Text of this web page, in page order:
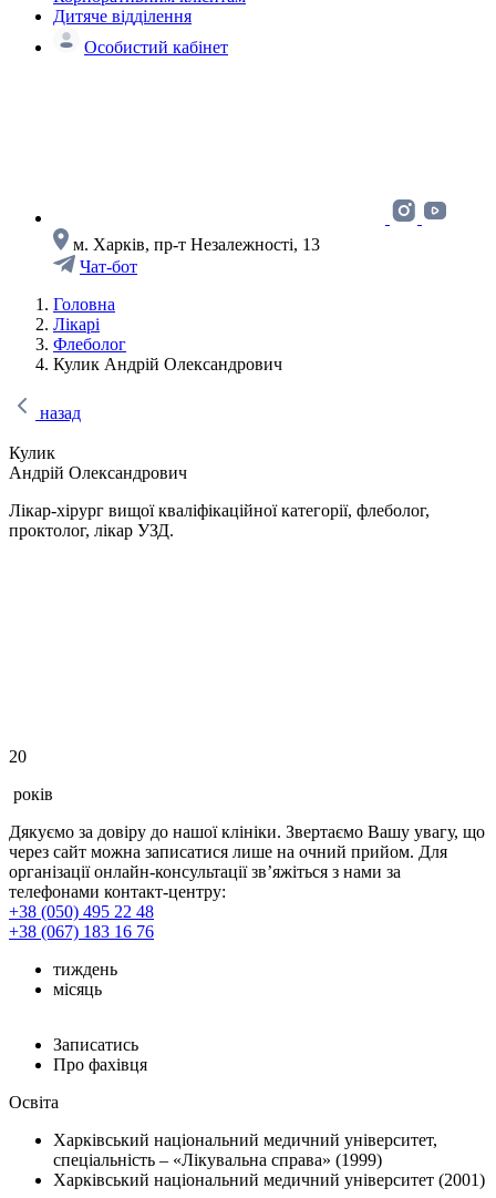
Дитяче відділення
Особистий кабінет
м. Харків, пр-т Незалежності, 13
Чат-бот
Головна
Лікарі
Флеболог
Кулик Андрій Олександрович
назад
Кулик
Андрій Олександрович
Лікар-хірург вищої кваліфікаційної категорії, флеболог,
проктолог, лікар УЗД.
20
років
Дякуємо за довіру до нашої клініки. Звертаємо Вашу увагу, що
через сайт можна записатися лише на очний прийом. Для
організації онлайн-консультації зв’яжіться з нами за
телефонами контакт-центру:
+38 (050) 495 22 48
+38 (067) 183 16 76
тиждень
місяць
Записатись
Про фахівця
Освіта
Харківський національний медичний університет,
спеціальність – «Лікувальна справа» (1999)
Харківський національний медичний університет (2001)